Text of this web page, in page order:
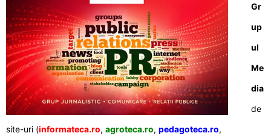
Gr
up
ul
Me
dia
de
site-uri (informateca.ro, agroteca.ro, pedagoteca.ro,